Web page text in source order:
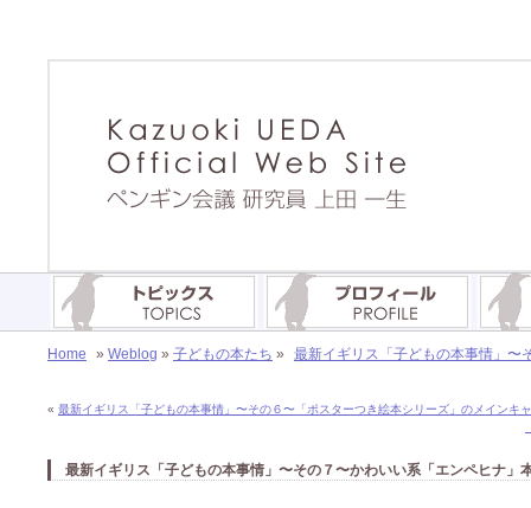
Home » Weblog » 子どもの本たち » 最新イギリス「子どもの本事情」〜
« 最新イギリス「子どもの本事情」〜その６〜「ポスターつき絵本シリーズ」のメインキ
最新イギリス「子どもの本事情」〜その７〜かわいい系「エンペヒナ」